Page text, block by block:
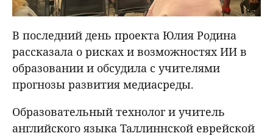
В последний день проекта Юлия Родина
рассказала о рисках и возможностях ИИ в
образовании и обсудила с учителями
прогнозы развития медиасреды.
Образовательный технолог и учитель
английского языка Таллиннской еврейской